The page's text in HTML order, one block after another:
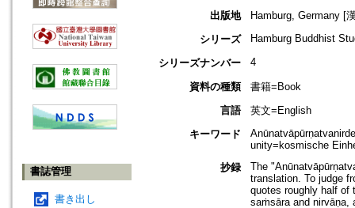
書誌管理
書き出し
出版地
Hamburg, Germany [
シリーズ
Hamburg Buddhist
シリーズナンバー 4
資料の種類
書籍=Book
言語
英文=English
キーワード
unity=kosmische
抄録
The
translation. To judge
quotes roughly half of
saṁsāra and nirvāṇa,